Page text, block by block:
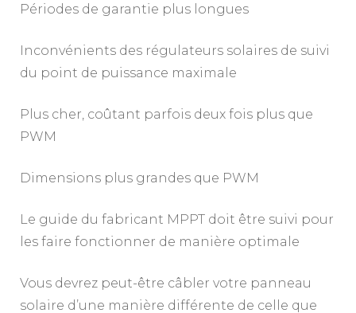
Périodes de garantie plus longues
Inconvénients des régulateurs solaires de suivi
du point de puissance maximale
Plus cher, coûtant parfois deux fois plus que
PWM
Dimensions plus grandes que PWM
Le guide du fabricant MPPT doit être suivi pour
les faire fonctionner de manière optimale
Vous devrez peut-être câbler votre panneau
solaire d’une manière différente de celle que